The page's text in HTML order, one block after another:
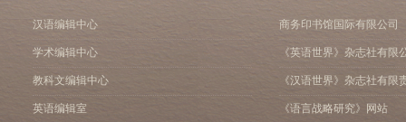
汉语编辑中心
学术编辑中心
教科文编辑中心
英语编辑室
商务印书馆国际有限公司
《英语世界》杂志社有限
《汉语世界》杂志社有限
《语言战略研究》网站